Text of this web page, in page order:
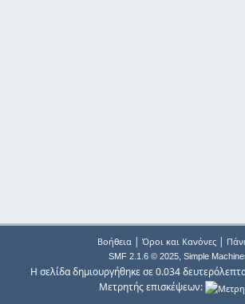
Βοήθεια| Όροι και Κανόνες|
SMF 2.1.6 © 2025, Simple
Η σελίδα δημιουργήθηκε σε 0.034
Μετρητής επισκέψεων: